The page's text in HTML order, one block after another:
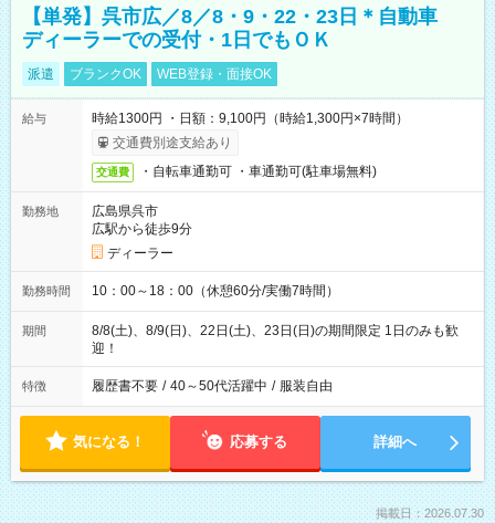
【単発】呉市広／8／8・9・22・23日＊自動車
ディーラーでの受付・1日でもＯＫ
派遣 ブランクOK WEB登録・面接OK
給与
時給1300円 ・日額：9,100円（時給1,300円×7時間）
交通費別途支給あり
交通費 ・自転車通勤可 ・車通勤可(駐車場無料)
勤務地
広島県呉市
広駅から徒歩9分
ディーラー
勤務時間 10：00～18：00（休憩60分/実働7時間）
期間
8/8(土)、8/9(日)、22日(土)、23日(日)の期間限定 1日のみも歓
迎！
特徴 履歴書不要 / 40～50代活躍中 / 服装自由
気になる！ 応募する 詳細へ
掲載日：2026.07.30